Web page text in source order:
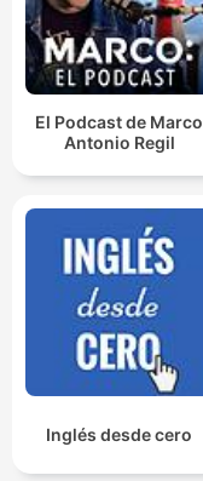
El Podcast de Marco
Antonio Regil
Inglés desde cero